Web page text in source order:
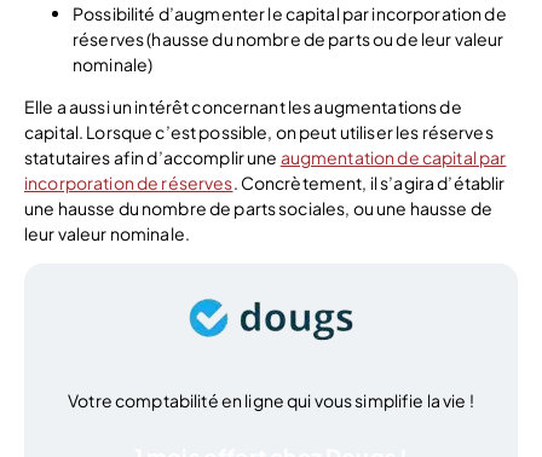
Possibilité d’augmenter le capital par incorporation de
réserves (hausse du nombre de parts ou de leur valeur
nominale)
Elle a aussi un intérêt concernant les augmentations de
capital. Lorsque c’est possible, on peut utiliser les réserves
statutaires afin d’accomplir une augmentation de capital par
incorporation de réserves. Concrètement, il s’agira d’établir
une hausse du nombre de parts sociales, ou une hausse de
leur valeur nominale.
Votre comptabilité en ligne qui vous simplifie la vie !